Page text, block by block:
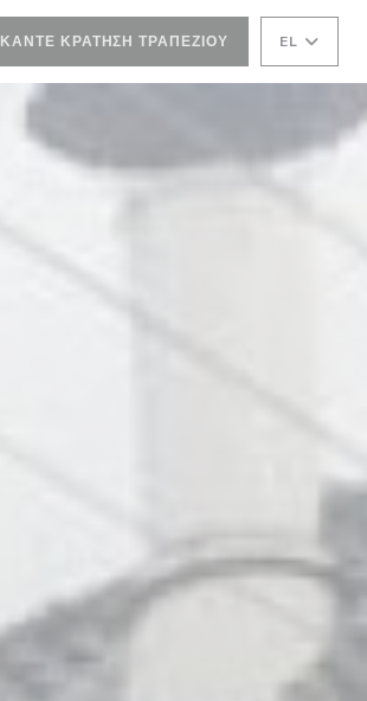
ΚΆΝΤΕ ΚΡΆΤΗΣΗ ΤΡΑΠΕΖΙΟΎ EL